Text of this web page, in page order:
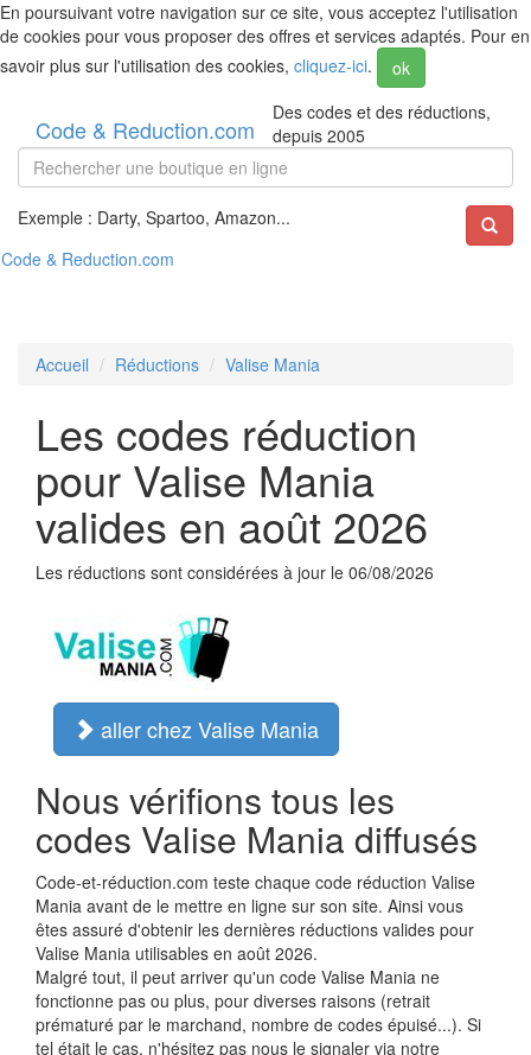
En poursuivant votre navigation sur ce site, vous acceptez l'utilisation
de cookies pour vous proposer des offres et services adaptés. Pour en
savoir plus sur l'utilisation des cookies, cliquez-ici. ok
Code & Reduction.com
Des codes et des réductions,
depuis 2005
Exemple : Darty, Spartoo, Amazon...
Code & Reduction.com
Accueil Réductions Valise Mania
Les codes réduction
pour Valise Mania
valides en août 2026
Les réductions sont considérées à jour le 06/08/2026
aller chez Valise Mania
Nous vérifions tous les
codes Valise Mania diffusés
Code-et-réduction.com teste chaque code réduction Valise
Mania avant de le mettre en ligne sur son site. Ainsi vous
êtes assuré d'obtenir les dernières réductions valides pour
Valise Mania utilisables en août 2026.
Malgré tout, il peut arriver qu'un code Valise Mania ne
fonctionne pas ou plus, pour diverses raisons (retrait
prématuré par le marchand, nombre de codes épuisé...). Si
tel était le cas, n'hésitez pas nous le signaler via notre